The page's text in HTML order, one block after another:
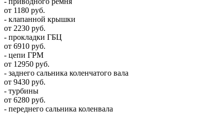
от 1180 руб.
- клапанной крышки
от 2230 руб.
- прокладки ГБЦ
от 6910 руб.
- цепи ГРМ
от 12950 руб.
- заднего сальника коленчатого вала
от 9430 руб.
- турбины
от 6280 руб.
- переднего сальника коленвала